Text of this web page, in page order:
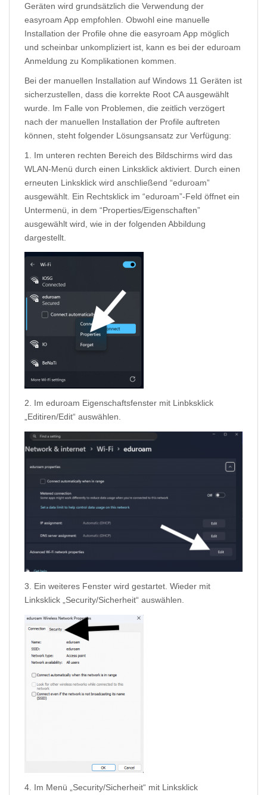
Geräten wird grundsätzlich die Verwendung der
easyroam App empfohlen. Obwohl eine manuelle
Installation der Profile ohne die easyroam App möglich
und scheinbar unkompliziert ist, kann es bei der eduroam
Anmeldung zu Komplikationen kommen.
Bei der manuellen Installation auf Windows 11 Geräten ist
sicherzustellen, dass die korrekte Root CA ausgewählt
wurde. Im Falle von Problemen, die zeitlich verzögert
nach der manuellen Installation der Profile auftreten
können, steht folgender Lösungsansatz zur Verfügung:
1. Im unteren rechten Bereich des Bildschirms wird das
WLAN-Menü durch einen Linksklick aktiviert. Durch einen
erneuten Linksklick wird anschließend “eduroam”
ausgewählt. Ein Rechtsklick im “eduroam”-Feld öffnet ein
Untermenü, in dem “Properties/Eigenschaften”
ausgewählt wird, wie in der folgenden Abbildung
dargestellt.
2. Im eduroam Eigenschaftsfenster mit Linbksklick
„Editiren/Edit“ auswählen.
3. Ein weiteres Fenster wird gestartet. Wieder mit
Linksklick „Security/Sicherheit“ auswählen.
4. Im Menü „Security/Sicherheit“ mit Linksklick